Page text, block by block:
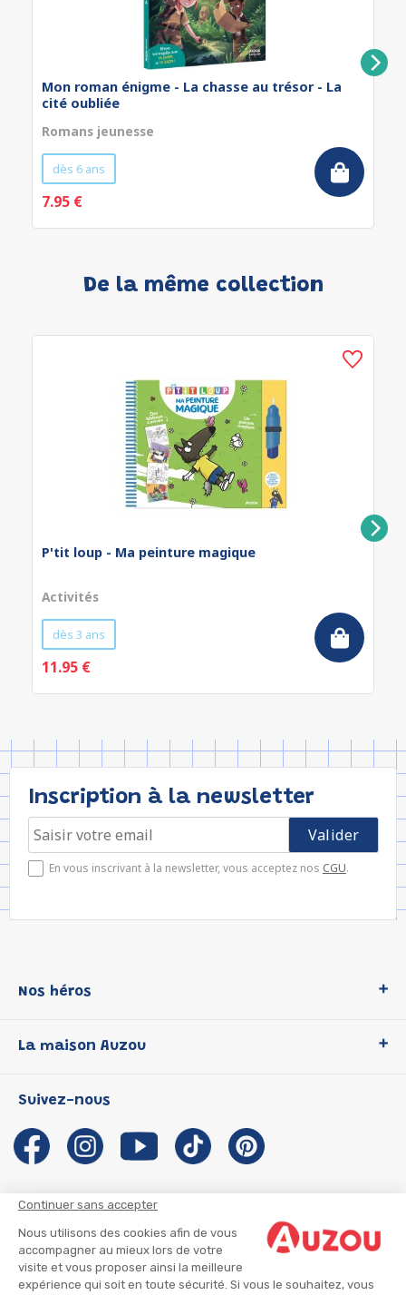
Continuer sans accepter
Nous utilisons des cookies afin de vous
accompagner au mieux lors de votre
visite et vous proposer ainsi la meilleure
expérience qui soit en toute sécurité. Si vous le souhaitez, vous
Mon roman énigme - La chasse au trésor - La
cité oubliée
Romans jeunesse
dès 6 ans
7.95 €
De la même collection
P'tit loup - Ma peinture magique
Activités
dès 3 ans
11.95 €
Inscription à la newsletter
En vous inscrivant à la newsletter, vous acceptez nos CGU.
Nos héros
P'tit Loup
Les Influenceuses
Migali
Petite Taupe
La maison Auzou
Notre histoire
Auzou s'engage
Auteurs et illustrateurs Auzou
Suivre mon colis
Infos consommateur
Suivez-nous
CGU
CGV